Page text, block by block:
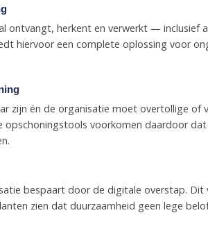
ontvangt, herkent en verwerkt — inclusief
hiervoor een complete oplossing voor
zijn én de organisatie moet overtollige of
opschoningstools voorkomen daardoor
bespaart door de digitale overstap.
zien dat duurzaamheid geen lege